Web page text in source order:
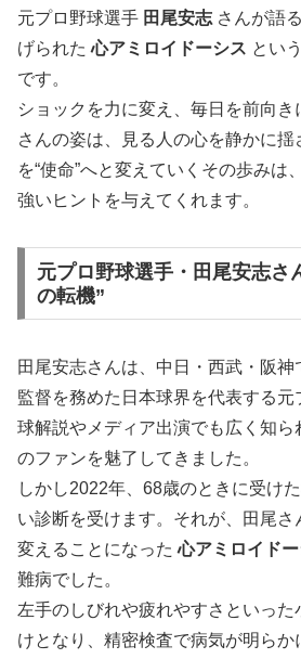
元プロ野球選手 田尾安志 さんが語
げられた心アミロイドーシス とい
です。
ショックを力に変え、毎日を前向
さんの姿は、見る人の心を静かに
を“使命”へと変えていくその歩みは
強いヒントを与えてくれます。
元プロ野球選手・田尾安志さ
の転機”
田尾安志さんは、中日・西武・阪
監督を務めた日本球界を代表する
球解説やメディア出演でも広く知ら
のファンを魅了してきました。
しかし2022年、68歳のときに受け
い診断を受けます。それが、田尾さ
変えることになった心アミロイド
難病でした。
左手のしびれや疲れやすさといっ
けとなり、精密検査で病気が明ら